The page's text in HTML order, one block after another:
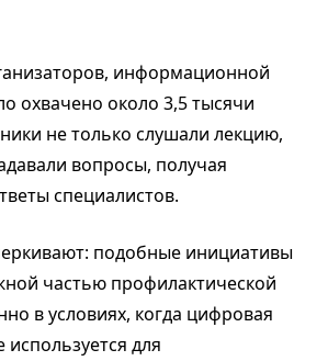
информационной
охвачено около 3,5 тысячи
не только слушали лекцию,
вопросы, получая
специалистов.
подобные инициативы
частью профилактической
в условиях, когда цифровая
для